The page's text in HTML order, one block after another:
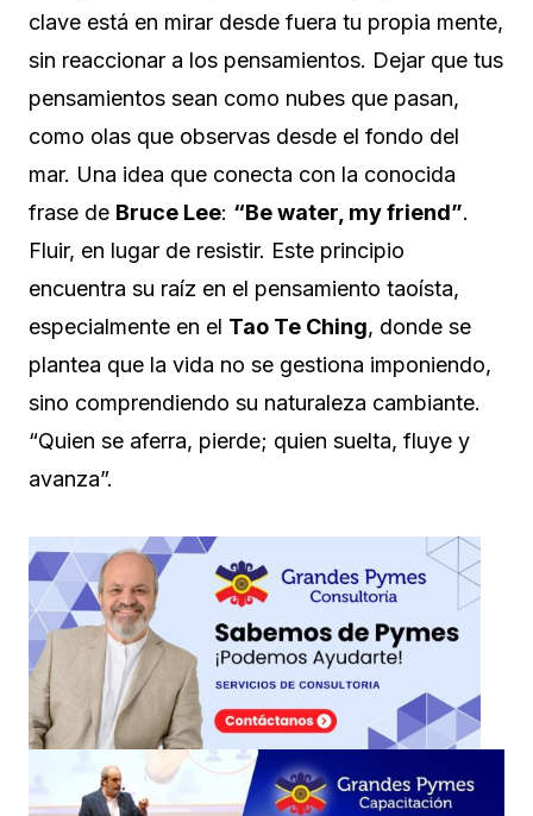
clave está en mirar desde fuera tu propia mente,
sin reaccionar a los pensamientos. Dejar que tus
pensamientos sean como nubes que pasan,
como olas que observas desde el fondo del
mar. Una idea que conecta con la conocida
frase de Bruce Lee: “Be water, my friend”.
Fluir, en lugar de resistir. Este principio
encuentra su raíz en el pensamiento taoísta,
especialmente en el Tao Te Ching, donde se
plantea que la vida no se gestiona imponiendo,
sino comprendiendo su naturaleza cambiante.
“Quien se aferra, pierde; quien suelta, fluye y
avanza”.